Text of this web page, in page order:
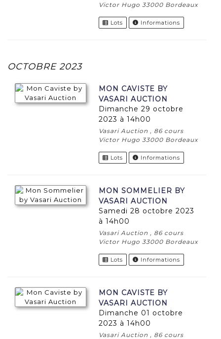
Victor Hugo 33000 Bordeaux
Lots Informations
OCTOBRE 2023
MON CAVISTE BY
VASARI AUCTION
dimanche 29 octobre
2023 à 14h00
Vasari Auction , 86 cours
Victor Hugo 33000 Bordeaux
Lots Informations
MON SOMMELIER BY
VASARI AUCTION
samedi 28 octobre 2023
à 14h00
Vasari Auction , 86 cours
Victor Hugo 33000 Bordeaux
Lots Informations
MON CAVISTE BY
VASARI AUCTION
dimanche 01 octobre
2023 à 14h00
Vasari Auction , 86 cours